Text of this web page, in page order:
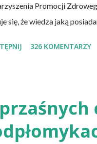
Promocji
się, że wiedza jaką
W grupie osób
takie jak mleko,
osoby, które poddały
a także osoby
326 KOMENTARZY